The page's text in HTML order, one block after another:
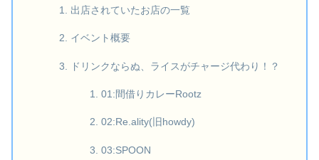
出店されていたお店の一覧
イベント概要
ドリンクならぬ、ライスがチャージ代わり！？
01:間借りカレーRootz
02:Re.ality(旧howdy)
03:SPOON